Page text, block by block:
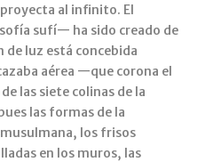
al infinito. El
sufí— ha sido creado de
luz está concebida
aérea —que corona el
las siete colinas de la
las formas de la
los frisos
en los muros, las